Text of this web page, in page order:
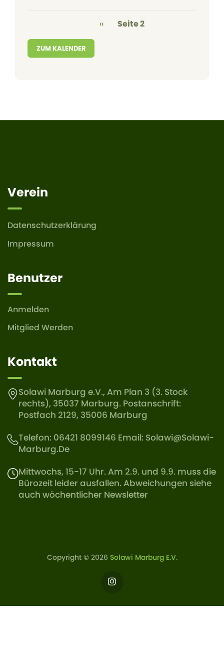
Seitennummerierung
Vorherige Seite
‹‹ Seite 2
ZUM KALENDER
Verein
Datenschutzerklärung
Impressum
Benutzer
Anmelden
Mitglied Werden
Kontakt
Solawi Marburg e.V., Am Plan 3 (3. Stock
rechts), 35037 Marburg. Postanschrift:
Postfach 2129, 35006 Marburg
Telefon: 06421 8099146 Email: Solawi@solawi-
Marburg.de
Mittwochs, 15-17 Uhr. Am 2.9. und 9.9. muss die
Bürozeit leider ausfallen. Abweichungen siehe
auch wöchentlicher Newsletter
Copyright © 2026 Solawi Marburg E.V.
Instagram